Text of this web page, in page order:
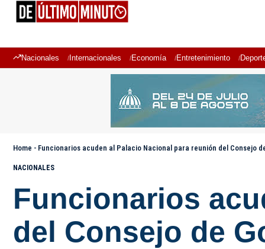
Nacionales Internacionales Economía Entretenimiento
Home - Funcionarios acuden al Palacio Nacional para reunión del Consejo
NACIONALES
Funcionarios
del Consejo de